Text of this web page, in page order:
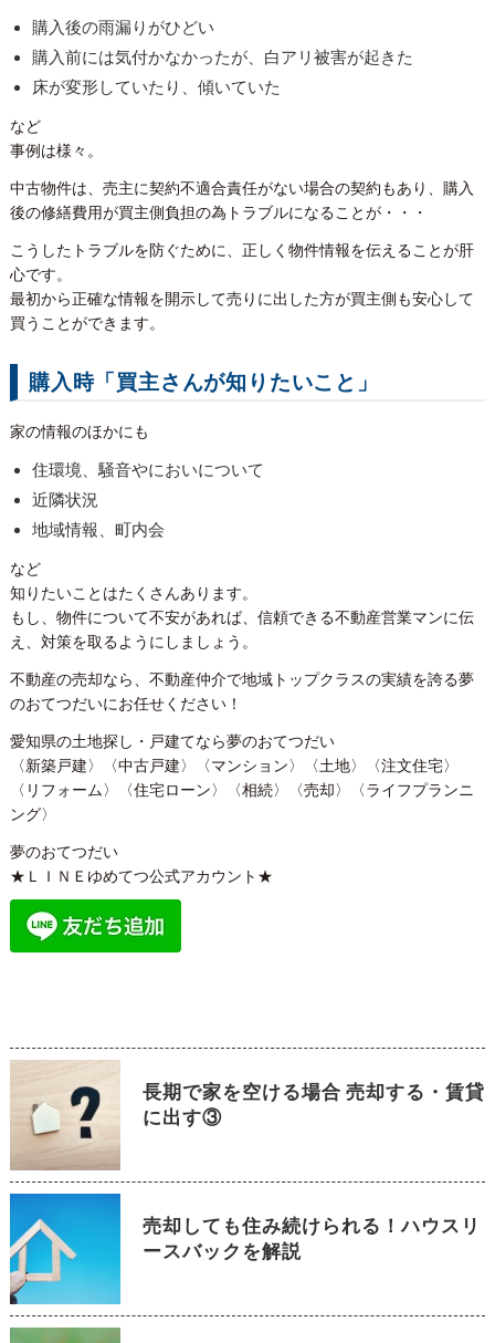
購入後の雨漏りがひどい
購入前には気付かなかったが、白アリ被害が起きた
床が変形していたり、傾いていた
など
事例は様々。
中古物件は、売主に契約不適合責任がない場合の契約もあり、購入
後の修繕費用が買主側負担の為トラブルになることが・・・
こうしたトラブルを防ぐために、正しく物件情報を伝えることが肝
心です。
最初から正確な情報を開示して売りに出した方が買主側も安心して
買うことができます。
購入時「買主さんが知りたいこと」
家の情報のほかにも
住環境、騒音やにおいについて
近隣状況
地域情報、町内会
など
知りたいことはたくさんあります。
もし、物件について不安があれば、信頼できる不動産営業マンに伝
え、対策を取るようにしましょう。
不動産の売却なら、不動産仲介で地域トップクラスの実績を誇る夢
のおてつだいにお任せください！
愛知県の土地探し・戸建てなら夢のおてつだい
〈新築戸建〉〈中古戸建〉〈マンション〉〈土地〉〈注文住宅〉
〈リフォーム〉〈住宅ローン〉〈相続〉〈売却〉〈ライフプランニ
ング〉
夢のおてつだい
★ＬＩＮＥゆめてつ公式アカウント★
長期で家を空ける場合 売却する・賃貸
に出す③
売却しても住み続けられる！ハウスリ
ースバックを解説